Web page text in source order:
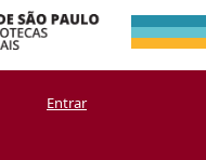
CoriscoEntrar